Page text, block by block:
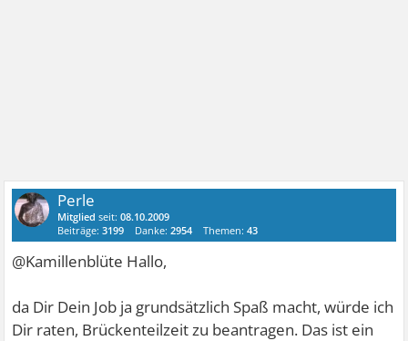
Perle
Mitglied seit:08.10.2009
Beiträge:3199 Danke:2954 Themen:43
@Kamillenblüte Hallo,
da Dir Dein Job ja grundsätzlich Spaß macht, würde ich
Dir raten, Brückenteilzeit zu beantragen. Das ist ein